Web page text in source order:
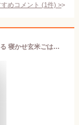
めコメント (1件) >
【27日1:59まで最大200円OFFクーポン】結わえる 寝かせ玄米ごはん 十五穀ブレンド 160g 国産 無添加 玄米 もっちもち食感 お米の甘み 玄米ごはんパック ごはんパック 寝かせ玄米 ご飯 玄米ごはん 玄米ご飯 十五穀米 レトルト